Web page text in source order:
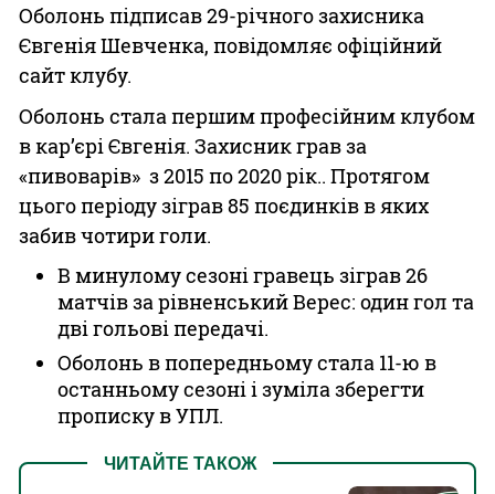
Оболонь підписав 29-річного захисника
Євгенія Шевченка, повідомляє офіційний
сайт клубу.
Оболонь стала першим професійним клубом
в кар’єрі Євгенія. Захисник грав за
«пивоварів» з 2015 по 2020 рік.. Протягом
цього періоду зіграв 85 поєдинків в яких
забив чотири голи.
В минулому сезоні гравець зіграв 26
матчів за рівненський Верес: один гол та
дві гольові передачі.
Оболонь в попередньому стала 11-ю в
останньому сезоні і зуміла зберегти
прописку в УПЛ.
ЧИТАЙТЕ ТАКОЖ